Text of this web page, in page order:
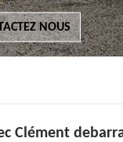
NOUS
Clément